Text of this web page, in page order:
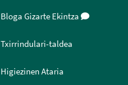
Bloga Gizarte Ekintza
Txirrindulari-taldea
Higiezinen Ataria